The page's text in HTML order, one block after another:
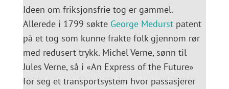
Ideen om friksjonsfrie tog er gammel.
Allerede i 1799 søkte George Medurstpatent
på et tog som kunne frakte folk gjennom rør
med redusert trykk. Michel Verne, sønn til
Jules Verne, så i «An Express of the Future»
for seg et transportsystem hvor passasjerer